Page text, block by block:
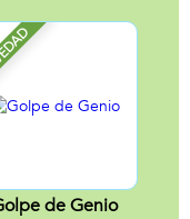
de Genio